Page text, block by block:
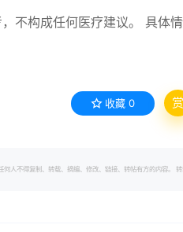
不构成任何医疗建议。 具体
收藏 0 赏
何人不得复制、转载、摘编、修改、链接、转帖有方的内容